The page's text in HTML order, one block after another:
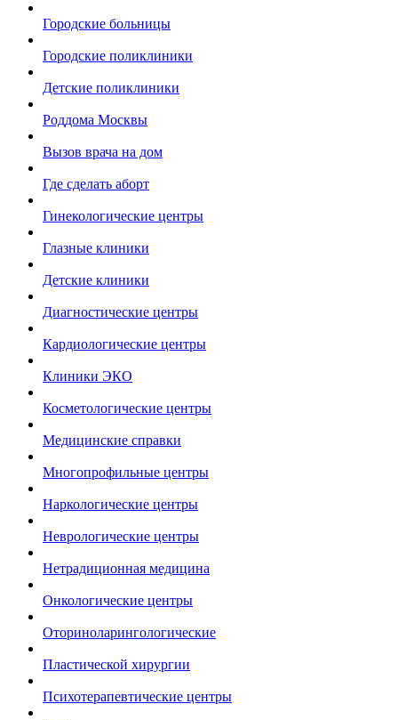
Городские больницы
Городские поликлиники
Детские поликлиники
Роддома Москвы
Вызов врача на дом
Где сделать аборт
Гинекологические центры
Глазные клиники
Детские клиники
Диагностические центры
Кардиологические центры
Клиники ЭКО
Косметологические центры
Медицинские справки
Многопрофильные центры
Наркологические центры
Неврологические центры
Нетрадиционная медицина
Онкологические центры
Оториноларингологические
Пластической хирургии
Психотерапевтические центры